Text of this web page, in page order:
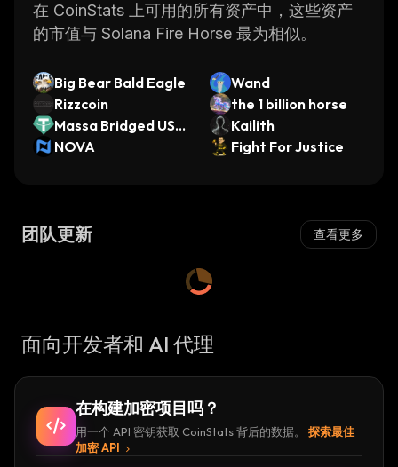
在 CoinStats 上可用的所有资产中，这些资产
的市值与 Solana Fire Horse 最为相似。
Big Bear Bald Eagle
Wand
Rizzcoin
the 1 billion horse
Massa Bridged USD
T (Massa)
Kailith
NOVA
Fight For Justice
团队更新 查看更多
面向开发者和 AI 代理
在构建加密项目吗？
用一个 API 密钥获取 CoinStats 背后的数据。
探索最佳
加密 API